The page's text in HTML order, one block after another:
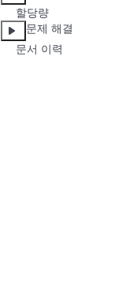
할당량
문제 해결
문서 이력